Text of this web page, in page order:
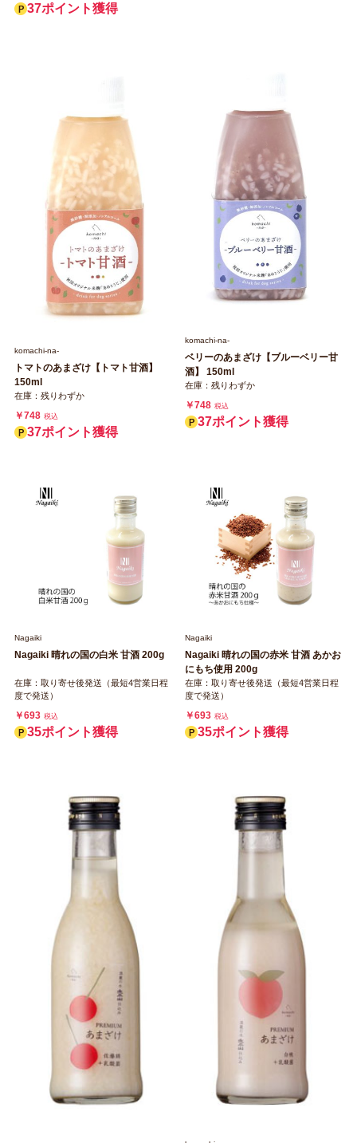
37ポイント獲得
komachi‐na‐
トマトのあまざけ【トマト甘酒】
150ml
在庫：残りわずか
￥748 税込
37ポイント獲得
komachi‐na‐
ベリーのあまざけ【ブルーベリー甘
酒】 150ml
在庫：残りわずか
￥748 税込
37ポイント獲得
Nagaiki
Nagaiki 晴れの国の白米 甘酒 200g
在庫：取り寄せ後発送（最短4営業日程
度で発送）
￥693 税込
35ポイント獲得
Nagaiki
Nagaiki 晴れの国の赤米 甘酒 あかお
にもち使用 200g
在庫：取り寄せ後発送（最短4営業日程
度で発送）
￥693 税込
35ポイント獲得